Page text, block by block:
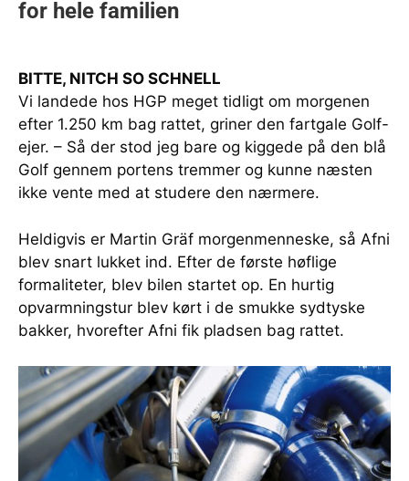
BITTE, NITCH SO SCHNELL
Vi landede hos HGP meget tidligt om morgenen
efter 1.250 km bag rattet, griner den fartgale Golf-
ejer. – Så der stod jeg bare og kiggede på den blå
Golf gennem portens tremmer og kunne næsten
ikke vente med at studere den nærmere.
Heldigvis er Martin Gräf morgenmenneske, så Afni
blev snart lukket ind. Efter de første høflige
formaliteter, blev bilen startet op. En hurtig
opvarmningstur blev kørt i de smukke sydtyske
bakker, hvorefter Afni fik pladsen bag rattet.